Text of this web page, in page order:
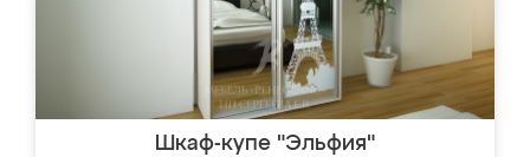
Шкаф-купе "Эльфия"